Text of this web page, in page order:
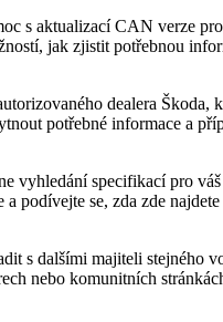
s aktualizací CAN verze
jak zjistit ⁢potřebnou
dealera Škoda,
potřebné⁤ informace a
vyhledání specifikací ⁤pro
a podívejte se, zda zde
s dalšími majiteli stejného
nebo komunitních